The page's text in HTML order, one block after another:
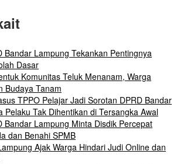
Bandar Lampung Tekankan Pentingnya
Dasar
Komunitas Teluk Menanam, Warga
Budaya Tanam
TPPO Pelajar Jadi Sorotan DPRD Bandar
Pelaku Tak Dihentikan di Tersangka Awal
Bandar Lampung Minta Disdik Percepat
dan Benahi SPMB
Ajak Warga Hindari Judi Online dan